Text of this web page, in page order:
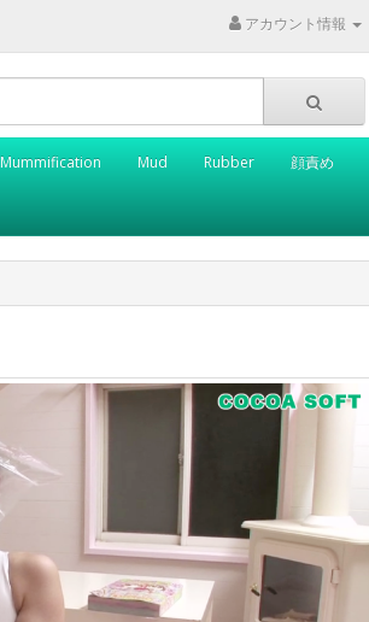
アカウント情報
Mummification Mud Rubber 顔責め